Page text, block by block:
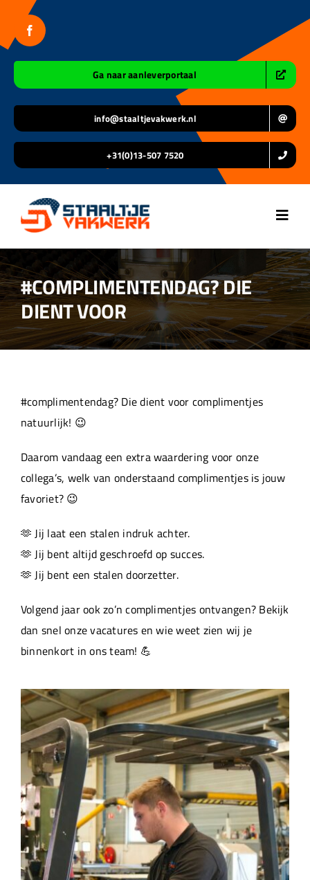
inhoud
Ga naar aanleverportaal
info@staaltjevakwerk.nl
+31(0)13-507 7520
Home
Over ons
Projecten
#COMPLIMENTENDAG? DIE
DIENT VOOR
#complimentendag? Die dient voor complimentjes
natuurlijk! 😉
Daarom vandaag een extra waardering voor onze
collega’s, welk van onderstaand complimentjes is jouw
favoriet? 😉
🫶 Jij laat een stalen indruk achter.
🫶 Jij bent altijd geschroefd op succes.
🫶 Jij bent een stalen doorzetter.
Volgend jaar ook zo’n complimentjes ontvangen? Bekijk
dan snel onze vacatures en wie weet zien wij je
binnenkort in ons team! 💪